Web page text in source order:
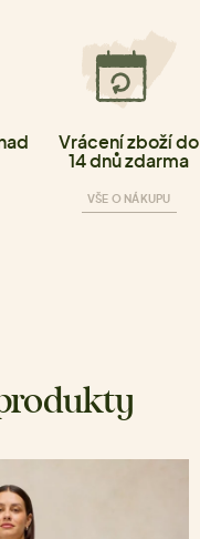
Vrácení zboží do
14 dnů zdarma
VŠE O NÁKUPU